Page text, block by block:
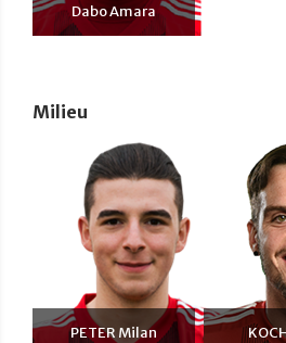
Dabo Amara
Milieu
PETER Milan